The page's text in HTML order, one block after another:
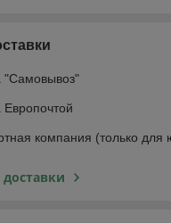
"Самовывоз"
Европочтой
компания (только для
доставки